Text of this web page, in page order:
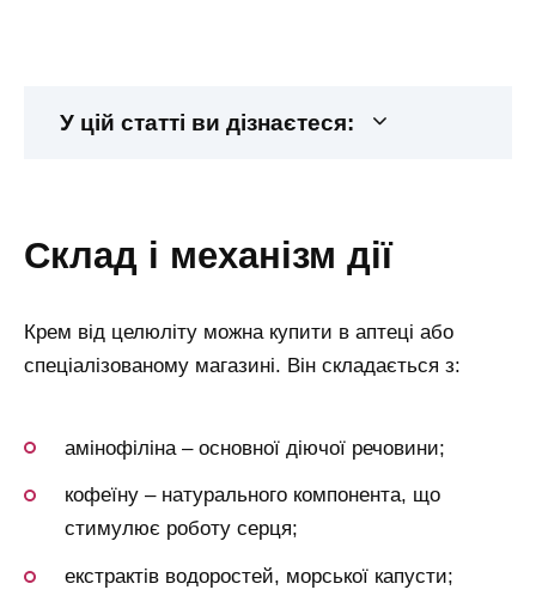
У цій статті ви дізнаєтеся:
склад і механізм дії
Крем від целюліту можна купити в аптеці або
спеціалізованому магазині. Він складається з:
амінофіліна – основної діючої речовини;
кофеїну – натурального компонента, що
стимулює роботу серця;
екстрактів водоростей, морської капусти;